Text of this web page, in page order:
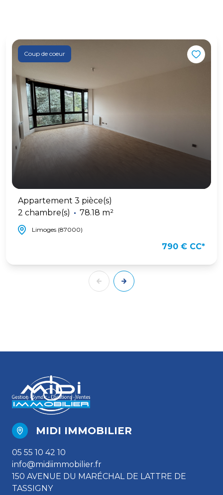
Coup de coeur
Appartement 3 pièce(s)
2 chambre(s)
78.18 m²
Limoges (87000)
790 € CC*
MIDI IMMOBILIER
05 55 10 42 10
info@midiimmobilier.fr
150 AVENUE DU MARÉCHAL DE LATTRE DE
TASSIGNY